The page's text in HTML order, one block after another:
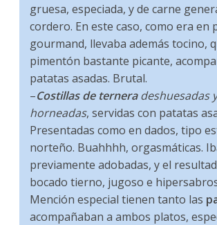
gruesa, especiada, y de carne
cordero. En este caso, como era en
gourmand, llevaba además tocino,
pimentón bastante picante,
patatas asadas. Brutal.
–Costillas de terneradeshuesadas
horneadas, servidas con patatas
Presentadas como en dados, tipo
norteño. Buahhhh, orgasmáticas.
previamente adobadas, y el
bocado tierno, jugoso e
Mención especial tienen tanto las
acompañaban a ambos platos,